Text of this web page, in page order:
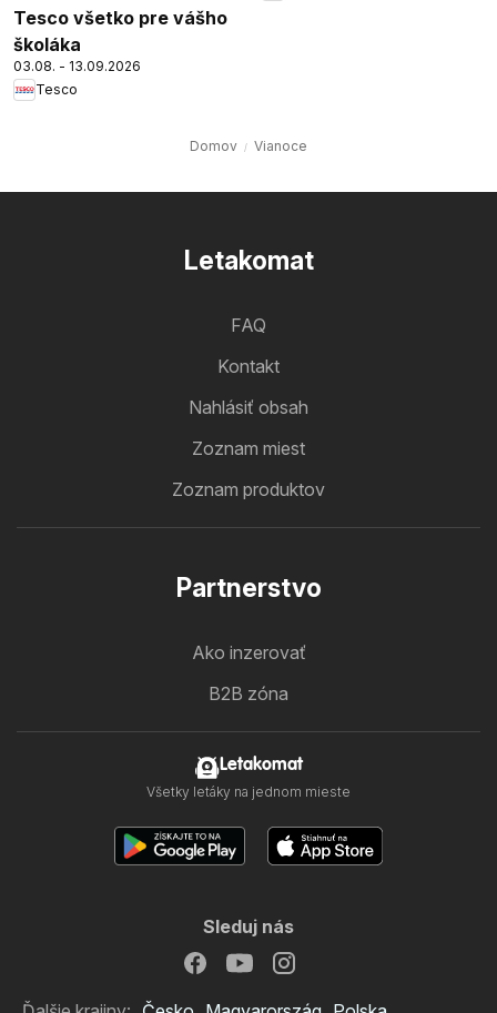
Tesco všetko pre vášho
školáka
03.08. - 13.09.2026
Tesco
Domov Vianoce
Letakomat
FAQ
Kontakt
Nahlásiť obsah
Zoznam miest
Zoznam produktov
Partnerstvo
Ako inzerovať
B2B zóna
Letakomat
Všetky letáky na jednom mieste
Sleduj nás